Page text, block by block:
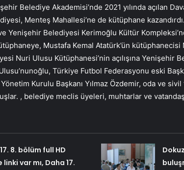
Belediye Akademisi’nde 2021 yılında açılan
Menteş Mahallesi’ne de kütüphane
Yenişehir Belediyesi Kerimoğlu Kültür
Mustafa Kemal Atatürk’ün kütüphanecisi
Nuri Ulusu Kütüphanesi’nin açılışına Yenişehir
Türkiye Futbol Federasyonu eski
Kurulu Başkanı Yılmaz Özdemir, oda ve
, belediye meclis üyeleri, muhtarlar ve
8. bölüm full HD
linki var mı, Daha 17.